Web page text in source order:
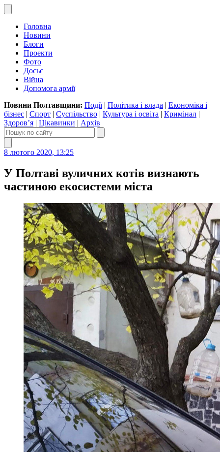
Головна
Новини
Блоги
Проекти
Фото
Досьє
Війна
Допомога армії
Новини Полтавщини: Події| Політика і влада | Економіка і
бізнес | Спорт | Суспільство | Культура і освіта | Кримінал |
Здоров’я | Цікавинки | Архів
8 лютого 2020, 13:25
У Полтаві вуличних котів визнають
частиною екосистеми міста